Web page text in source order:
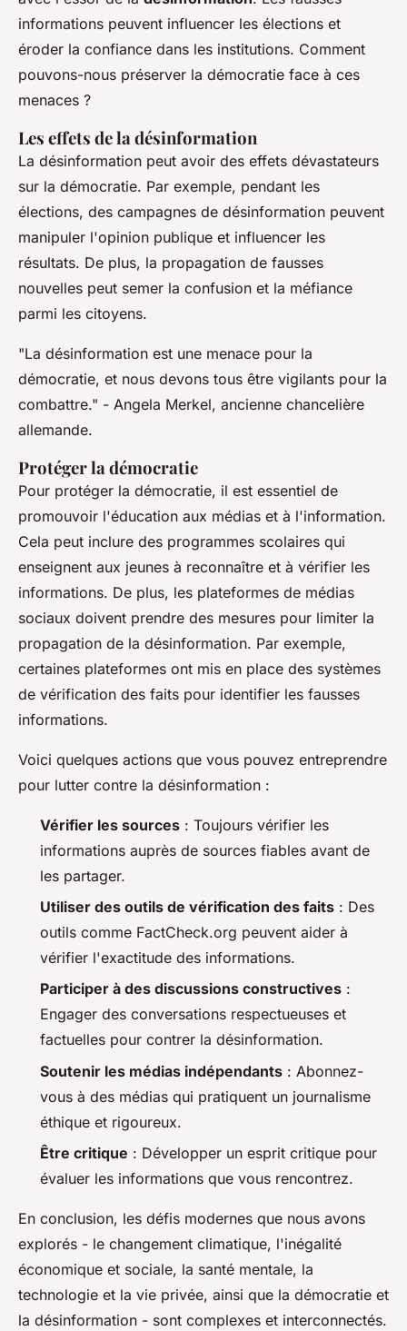
informations peuvent influencer les élections et
éroder la confiance dans les institutions. Comment
pouvons-nous préserver la démocratie face à ces
menaces ?
Les effets de la désinformation
La désinformation peut avoir des effets dévastateurs
sur la démocratie. Par exemple, pendant les
élections, des campagnes de désinformation peuvent
manipuler l'opinion publique et influencer les
résultats. De plus, la propagation de fausses
nouvelles peut semer la confusion et la méfiance
parmi les citoyens.
"La désinformation est une menace pour la
démocratie, et nous devons tous être vigilants pour la
combattre." - Angela Merkel, ancienne chancelière
allemande.
Protéger la démocratie
Pour protéger la démocratie, il est essentiel de
promouvoir l'éducation aux médias et à l'information.
Cela peut inclure des programmes scolaires qui
enseignent aux jeunes à reconnaître et à vérifier les
informations. De plus, les plateformes de médias
sociaux doivent prendre des mesures pour limiter la
propagation de la désinformation. Par exemple,
certaines plateformes ont mis en place des systèmes
de vérification des faits pour identifier les fausses
informations.
Voici quelques actions que vous pouvez entreprendre
pour lutter contre la désinformation :
Vérifier les sources : Toujours vérifier les
informations auprès de sources fiables avant de
les partager.
Utiliser des outils de vérification des faits : Des
outils comme FactCheck.org peuvent aider à
vérifier l'exactitude des informations.
Participer à des discussions constructives :
Engager des conversations respectueuses et
factuelles pour contrer la désinformation.
Soutenir les médias indépendants : Abonnez-
vous à des médias qui pratiquent un journalisme
éthique et rigoureux.
Être critique : Développer un esprit critique pour
évaluer les informations que vous rencontrez.
En conclusion, les défis modernes que nous avons
explorés - le changement climatique, l'inégalité
économique et sociale, la santé mentale, la
technologie et la vie privée, ainsi que la démocratie et
la désinformation - sont complexes et interconnectés.